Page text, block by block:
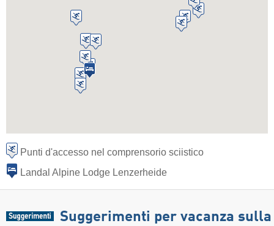
Punti d'accesso nel comprensorio sciistico
Landal Alpine Lodge Lenzerheide
Suggerimenti per vacanza sulla